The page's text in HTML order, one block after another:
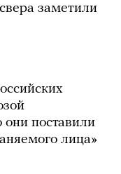
заметили
они поставили
лица»